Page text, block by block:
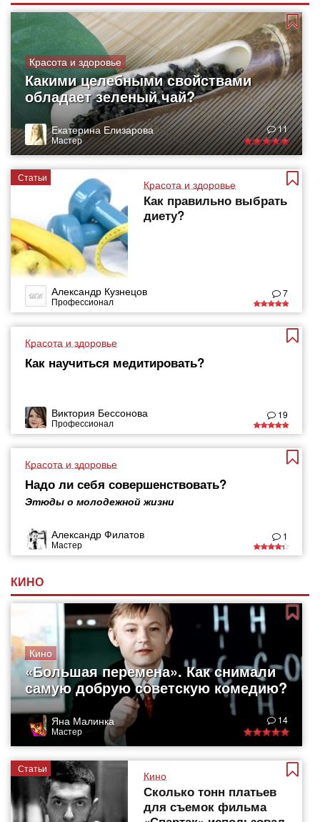
Красота и здоровье
Какими целебными свойствами
обладает зеленый чай?
Екатерина Елизарова
Мастер
11
Статьи
Красота и здоровье
Как правильно выбрать
диету?
Александр Кузнецов
Профессионал
7
Красота и здоровье
Как научиться медитировать?
Виктория Бессонова
Профессионал
19
Красота и здоровье
Надо ли себя совершенствовать?
Этюды о молодежной жизни
Александр Филатов
Мастер
1
КИНО
Кино
«Большая перемена». Как снимали
самую добрую советскую комедию?
Яна Малинка
Мастер
14
Статьи
Кино
Сколько тонн платьев
для съемок фильма